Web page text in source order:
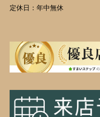
定休日： 年中無休